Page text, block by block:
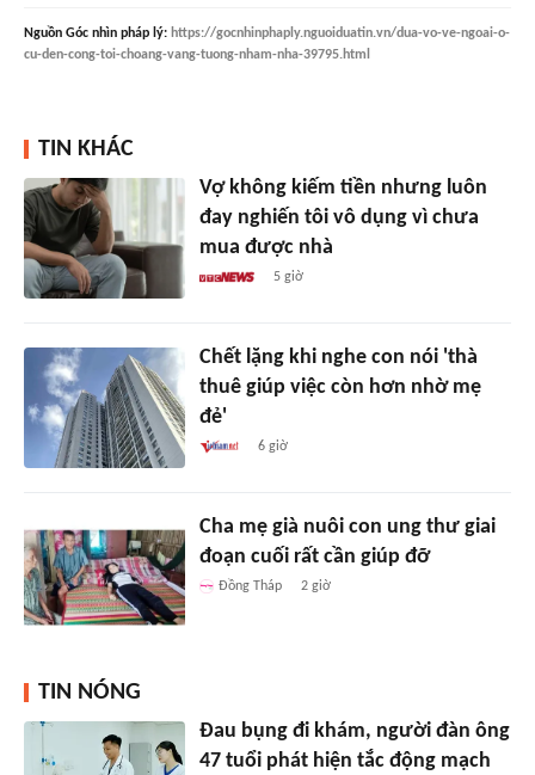
Nguồn Góc nhìn pháp lý: https://gocnhinphaply.nguoiduatin.vn/dua-vo-ve-ngoai-o-
cu-den-cong-toi-choang-vang-tuong-nham-nha-39795.html
TIN KHÁC
Vợ không kiếm tiền nhưng luôn
đay nghiến tôi vô dụng vì chưa
mua được nhà
5 giờ
Chết lặng khi nghe con nói 'thà
thuê giúp việc còn hơn nhờ mẹ
đẻ'
6 giờ
Cha mẹ già nuôi con ung thư giai
đoạn cuối rất cần giúp đỡ
Đồng Tháp 2 giờ
TIN NÓNG
Đau bụng đi khám, người đàn ông
47 tuổi phát hiện tắc động mạch